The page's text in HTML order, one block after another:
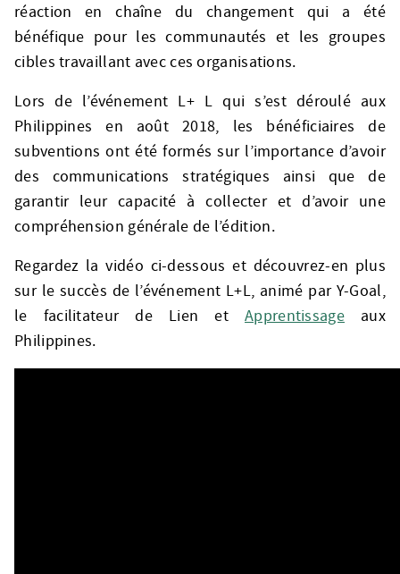
réaction en chaîne du changement qui a été
bénéfique pour les communautés et les groupes
cibles travaillant avec ces organisations.
Lors de l’événement L+ L qui s’est déroulé aux
Philippines en août 2018, les bénéficiaires de
subventions ont été formés sur l’importance d’avoir
des communications stratégiques ainsi que de
garantir leur capacité à collecter et d’avoir une
compréhension générale de l’édition.
Regardez la vidéo ci-dessous et découvrez-en plus
sur le succès de l’événement L+L, animé par Y-Goal,
le facilitateur de Lien etApprentissage aux
Philippines.